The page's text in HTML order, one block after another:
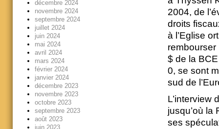
2004, de
droits
à l’Eglise
rembourser
$ de la
0, se sont
sud de
L’interview
jusqu’où la
ses
décembre 2024
novembre 2024
septembre 2024
juillet 2024
juin 2024
mai 2024
avril 2024
mars 2024
février 2024
janvier 2024
décembre 2023
novembre 2023
octobre 2023
septembre 2023
août 2023
juin 2023